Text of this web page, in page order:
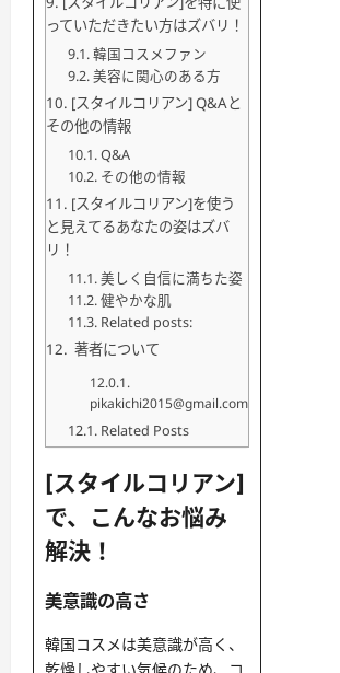
っていただきたい方はズバリ！
韓国コスメファン
美容に関心のある方
[スタイルコリアン] Q&Aと
その他の情報
Q&A
その他の情報
[スタイルコリアン]を使う
と見えてるあなたの姿はズバ
リ！
美しく自信に満ちた姿
健やかな肌
Related posts:
著者について
pikakichi2015@gmail.com
Related Posts
[スタイルコリアン]
で、こんなお悩み
解決！
美意識の高さ
韓国コスメは美意識が高く、